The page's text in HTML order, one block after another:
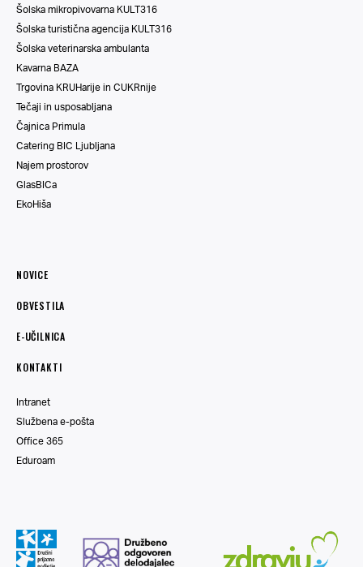
Šolska mikropivovarna KULT316
Šolska turistična agencija KULT316
Šolska veterinarska ambulanta
Kavarna BAZA
Trgovina KRUHarije in CUKRnije
Tečaji in usposabljana
Čajnica Primula
Catering BIC Ljubljana
Najem prostorov
GlasBICa
EkoHiša
NOVICE
OBVESTILA
E-UČILNICA
KONTAKTI
Intranet
Službena e-pošta
Office 365
Eduroam